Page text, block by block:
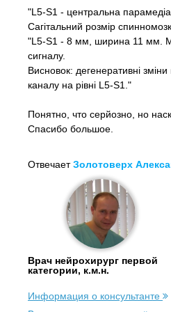
"L5-S1 - центральна
Сагітальний розмір
"L5-S1 - 8 мм, ширина 11 мм.
сигналу.
Висновок: дегенеративні
каналу на рівні L5-S1."
Понятно, что серйозно, но
Спасибо большое.
ОтвечаетЗолотоверх
Врач нейрохирург первой
категории, к.м.н.
Информация о консультанте